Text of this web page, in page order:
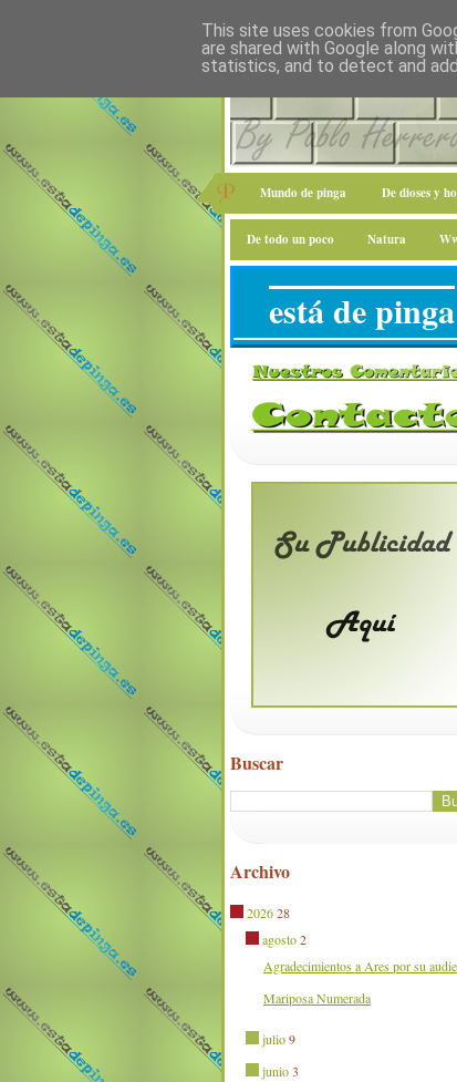
Mundo de pinga De dioses y
De todo un poco Natura
está de pinga
Buscar
Archivo
202628
agosto 2
Agradecimientos a Ares por su
Mariposa Numerada
julio 9
junio 3
This site uses cookies from
are shared with Google along
statistics, and to detect and